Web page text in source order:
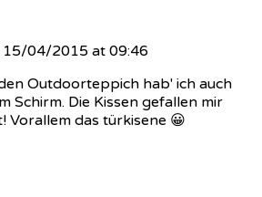
15/04/2015 at 09:46
Outdoorteppich hab' ich auch
Schirm. Die Kissen gefallen mir
Vorallem das türkisene 😀